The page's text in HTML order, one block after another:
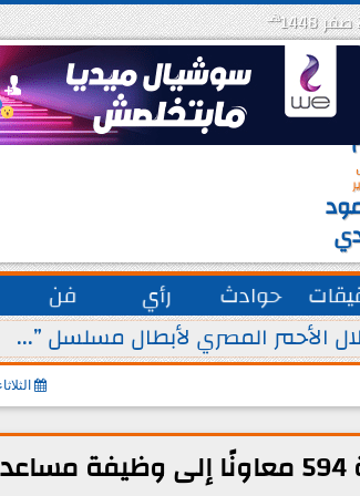
هـ
حوادث رأي فن
الأحمر المصري لأبطال مسلسل ”...
الثلاثاء، 30